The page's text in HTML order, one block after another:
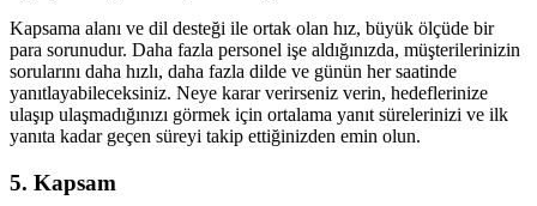
Kapsama alanı ve dil desteği ile ortak olan hız, büyük ölçüde bir
para sorunudur. Daha fazla personel işe aldığınızda, müşterilerinizin
sorularını daha hızlı, daha fazla dilde ve günün her saatinde
yanıtlayabileceksiniz. Neye karar verirseniz verin, hedeflerinize
ulaşıp ulaşmadığınızı görmek için ortalama yanıt sürelerinizi ve ilk
yanıta kadar geçen süreyi takip ettiğinizden emin olun.
5. Kapsam